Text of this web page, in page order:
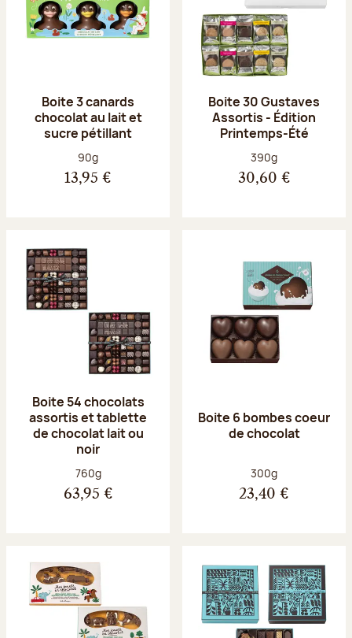
Boite 3 canards
chocolat au lait et
sucre pétillant
Poids net :
90g
13,95 €
Boite 30 Gustaves
Assortis - Édition
Printemps-Été
Poids net :
390g
30,60 €
Boite 54 chocolats
assortis et tablette
de chocolat lait ou
noir
Poids net :
760g
63,95 €
Boite 6 bombes coeur
de chocolat
Poids net :
300g
23,40 €